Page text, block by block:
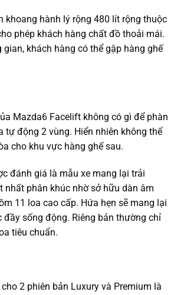
khoang hành lý rộng 480 lít rộng thuộc
phép khách hàng chất đồ thoải mái.
gian, khách hàng có thể gập hàng ghế
Mazda6 Facelift không có gì để phàn
tự động 2 vùng. Hiển nhiên không thể
cho khu vực hàng ghế sau.
đánh giá là mẫu xe mang lại trải
nhất phân khúc nhờ sở hữu dàn âm
11 loa cao cấp. Hứa hẹn sẽ mang lại
đầy sống động. Riêng bản thường chỉ
tiêu chuẩn.
2 phiên bản Luxury và Premium là